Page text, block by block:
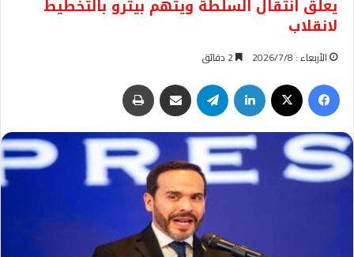
يعلق انتقال السلطة ويتهم بيترو بالتخطيط
لانقلاب
الأربعاء : 2026/7/8
فيسبوك لينكدإن تيلقرام مشاركة عبر البريد